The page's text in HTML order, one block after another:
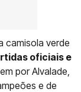
camisola verde
oficiais e
por Alvalade,
e de